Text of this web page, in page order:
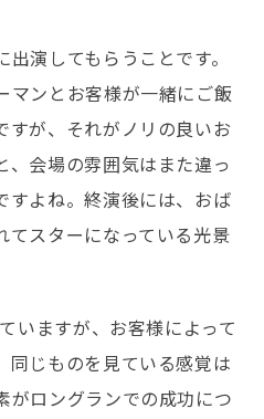
演してもらうことです。
マンとお客様が一緒にご飯
すが、それがノリの良いお
、会場の雰囲気はまた違っ
すよね。終演後には、おば
てスターになっている光景
いますが、お客様によって
同じものを見ている感覚は
がロングランでの成功につ